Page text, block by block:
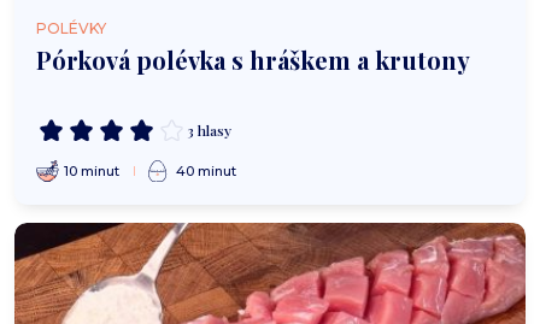
POLÉVKY
Pórková polévka s hráškem a krutony
3 hlasy
10 minut 40 minut